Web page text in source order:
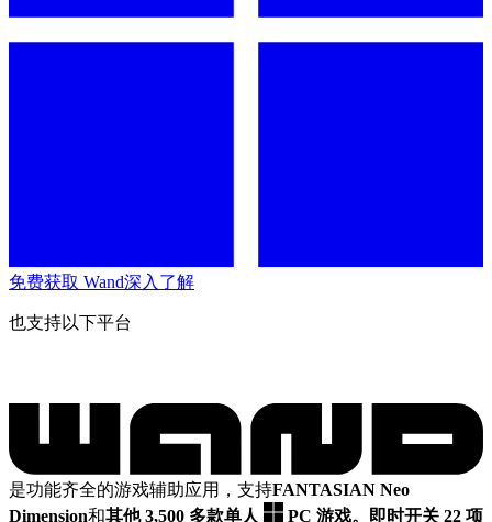
免费获取 Wand深入了解
也支持以下平台
是功能齐全的游戏辅助应用，支持FANTASIAN Neo
Dimension和其他 3,500 多款单人 PC 游戏。
即时开关 22 项